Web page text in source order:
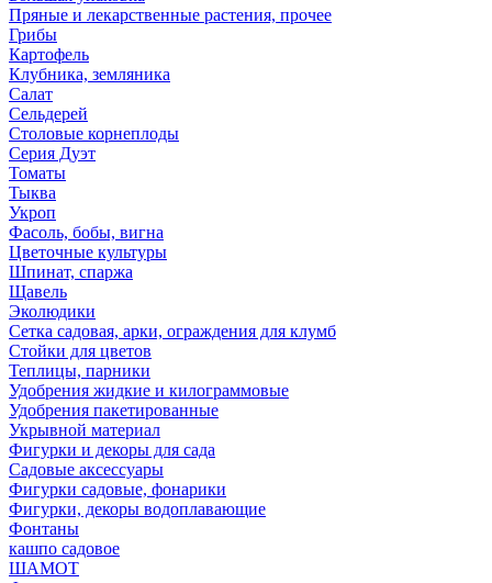
Пряные и лекарственные растения, прочее
Грибы
Картофель
Клубника, земляника
Салат
Сельдерей
Столовые корнеплоды
Серия Дуэт
Томаты
Тыква
Укроп
Фасоль, бобы, вигна
Цветочные культуры
Шпинат, спаржа
Щавель
Эколюдики
Сетка садовая, арки, ограждения для клумб
Стойки для цветов
Теплицы, парники
Удобрения жидкие и килограммовые
Удобрения пакетированные
Укрывной материал
Фигурки и декоры для сада
Садовые аксессуары
Фигурки садовые, фонарики
Фигурки, декоры водоплавающие
Фонтаны
кашпо садовое
ШАМОТ